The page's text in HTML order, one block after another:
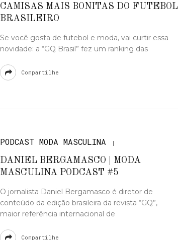
CAMISAS MAIS BONITAS DO FUTEBOL
BRASILEIRO
Se você gosta de futebol e moda, vai curtir essa
novidade: a “GQ Brasil” fez um ranking das
Compartilhe
PODCAST MODA MASCULINA
DANIEL BERGAMASCO | MODA
MASCULINA PODCAST #5
O jornalista Daniel Bergamasco é diretor de
conteúdo da edição brasileira da revista “GQ”,
maior referência internacional de
Compartilhe